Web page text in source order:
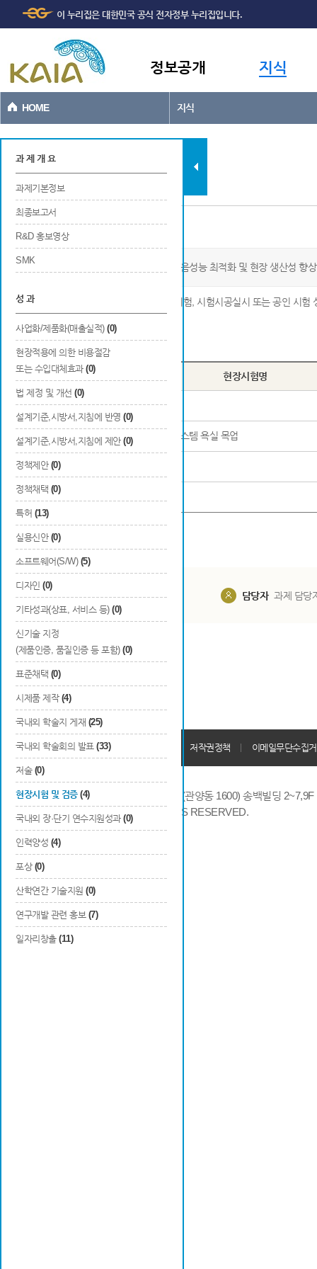
본문바로가기
이 누리집은 대한민국 공식 전자정부 누리집입니다.
정보공개 지식
HOME 지식
과제현황
과 제 개 요
과제기본정보
최종보고서
R&D 홍보영상
SMK
성 과
사업화/제품화(매출실적) (0)
현장적용에 의한 비용절감
또는 수입대체효과 (0)
법 제정 및 개선 (0)
설계기준,시방서,지침에 반영 (0)
설계기준,시방서,지침에 제안 (0)
정책제안 (0)
정책채택 (0)
특허 (13)
실용신안 (0)
소프트웨어(S/W) (5)
디자인 (0)
기타성과(상표, 서비스 등) (0)
신기술 지정
(제품인증, 품질인증 등 포함) (0)
표준채택 (0)
시제품 제작 (4)
국내외 학술지 게재 (25)
국내외 학술회의 발표 (33)
저술 (0)
현장시험 및 검증 (4)
국내외 장·단기 연수지원성과 (0)
인력양성 (4)
포상 (0)
산학연간 기술지원 (0)
연구개발 관련 홍보 (7)
일자리창출 (11)
현장시험 및 검증
OSC 기반 PC구조 공동주택 벽체, 바닥 차음성능 최적화 및 현장 생산성 향
※ 연구개발 결과물 성능검증 등을 위한 현장시험, 시험시공실시 또는 공인 시험
Total4건
번호 현장시험명
1 하이브리드PC 옥탑 목업
2 PC슬래브+경량철골벽체 타입 시스템 욕실 목업
3 수평전단 실험용 PC 슬래브
4 PC구조 공동주택 설계모델 수립
담당부서 해당 사업실 담당자 과제 담당
개인정보처리방침 저작권정책 이메일무단수집
14066 경기도 안양시 동안구 시민대로 286 (관양동 1600) 송백빌딩
COPYRIGHTS © 2014 KAIA, ALL RIGHTS RESERVED.